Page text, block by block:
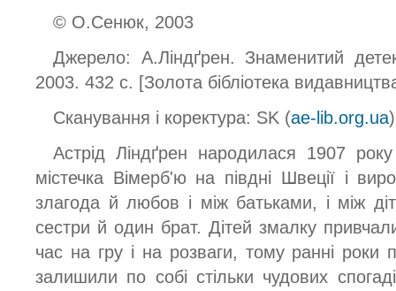
© О.Сенюк, 2003
Джерело: А.Ліндґрен. Знаменитий
2003. 432 с. [Золота бібліотека
Сканування і коректура: SK (ae-lib.org.ua
Астрід Ліндґрен народилася 1907
містечка Вімерб'ю на півдні Швеції і
злагода й любов і між батьками, і між
сестри й один брат. Дітей змалку
час на гру і на розваги, тому ранні роки
залишили по собі стільки чудових